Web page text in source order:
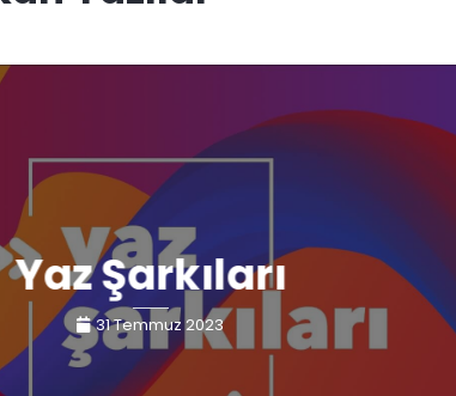
Yaz Şarkıları
31 Temmuz 2023